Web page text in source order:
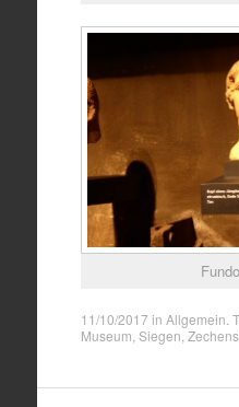
11/10/2017 in Allgemein .
Museum Siegen